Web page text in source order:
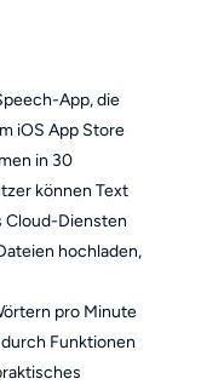
App, die
iOS App Store
in 30
können Text
Cloud-Diensten
hochladen,
pro Minute
Funktionen